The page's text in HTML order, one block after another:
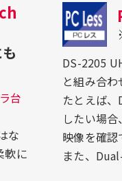
台
な
軟に
DS-2205
と組み合わ
たとえば
したい場
映像を確認
また、